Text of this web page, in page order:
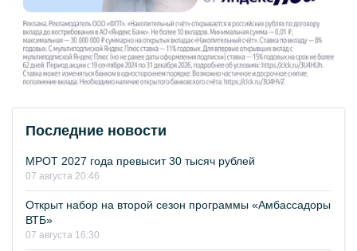
Последние новости
МРОТ 2027 года превысит 30 тысяч рублей
07 августа 20:46
Открыт набор на второй сезон программы «Амбассадоры
ВТБ»
07 августа 16:30